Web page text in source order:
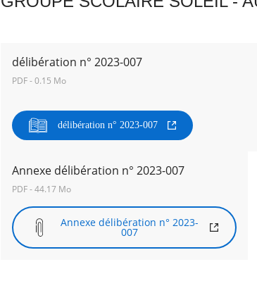
délibération n° 2023-007
PDF - 0.15 Mo
délibération n° 2023-007
Annexe délibération n° 2023-007
PDF - 44.17 Mo
Annexe délibération n° 2023-
007